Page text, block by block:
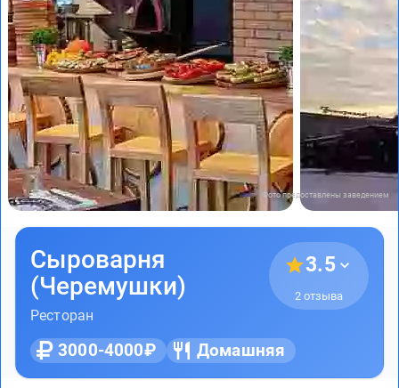
Фото предоставлены заведением
Сыроварня
(Черемушки)
Ресторан
3.5
2 отзыва
3000-4000₽ Домашняя